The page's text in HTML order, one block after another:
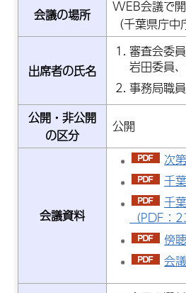
会議の場所
WEB会議で
（千葉県庁
出席者の氏名
審査会委員
岩田委員
事務局職員
公開・非公開
の区分
公開
会議資料
次
千
千
（PDF：
傍
会